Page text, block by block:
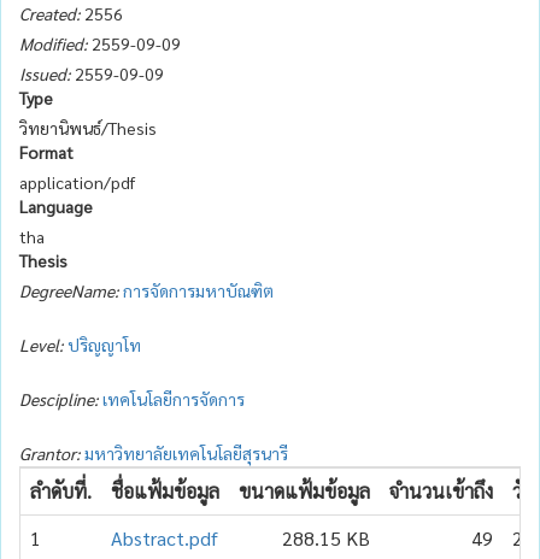
Created: 2556
Modified: 2559-09-09
Issued: 2559-09-09
Type
วิทยานิพนธ์/Thesis
Format
application/pdf
Language
tha
Thesis
DegreeName:การจัดการมหาบัณฑิต
Level:ปริญญาโท
Descipline:เทคโนโลยีการจัดการ
Grantor:มหาวิทยาลัยเทคโนโลยีสุรนารี
ลำดับที่. ชื่อแฟ้มข้อมูล ขนาดแฟ้มข้อมูล จำนวนเข้าถึง
วัน
1
Abstract.pdf 288.15 KB 49